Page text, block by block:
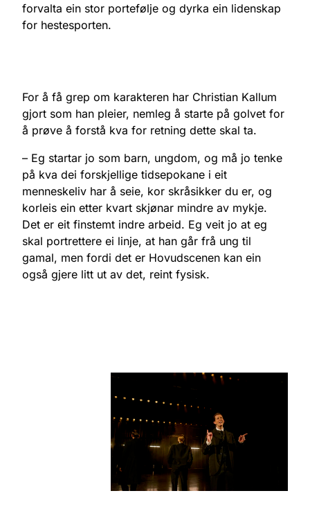
forvalta ein stor portefølje og dyrka ein lidenskap
for hestesporten.
For å få grep om karakteren har Christian Kallum
gjort som han pleier, nemleg å starte på golvet for
å prøve å forstå kva for retning dette skal ta.
– Eg startar jo som barn, ungdom, og må jo tenke
på kva dei forskjellige tidsepokane i eit
menneskeliv har å seie, kor skråsikker du er, og
korleis ein etter kvart skjønar mindre av mykje.
Det er eit finstemt indre arbeid. Eg veit jo at eg
skal portrettere ei linje, at han går frå ung til
gamal, men fordi det er Hovudscenen kan ein
også gjere litt ut av det, reint fysisk.